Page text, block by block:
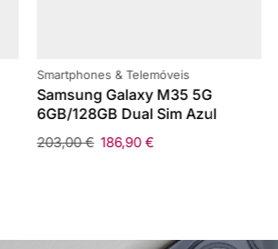
Smartphones & Telemóveis
Samsung Galaxy M35 5G
6GB/128GB Dual Sim Azul
203,00€ 186,90€